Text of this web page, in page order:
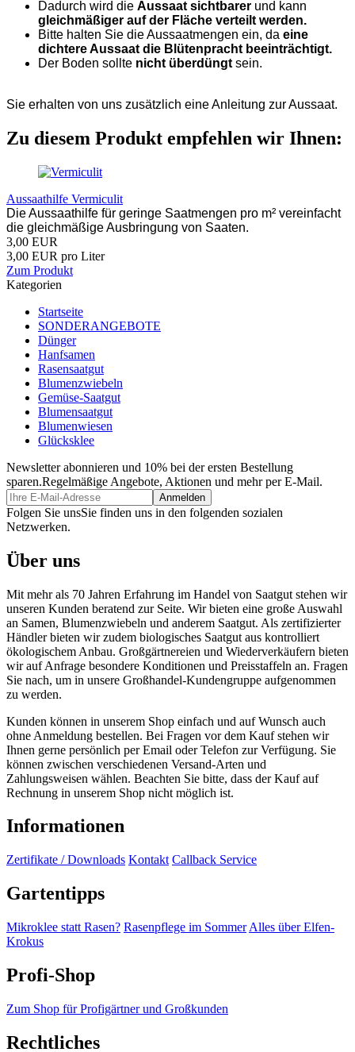
Dadurch wird die Aussaat sichtbarer und kann
gleichmäßiger auf der Fläche verteilt werden.
Bitte halten Sie die Aussaatmengen ein, da eine
dichtere Aussaat die Blütenpracht beeinträchtigt.
Der Boden sollte nicht überdüngt sein.
Sie erhalten von uns zusätzlich eine Anleitung zur Aussaat.
Zu diesem Produkt empfehlen wir Ihnen:
Aussaathilfe Vermiculit
Die Aussaathilfe für geringe Saatmengen pro m² vereinfacht
die gleichmäßige Ausbringung von Saaten.
3,00 EUR
3,00 EUR pro Liter
Zum Produkt
Kategorien
Startseite
SONDERANGEBOTE
Dünger
Hanfsamen
Rasensaatgut
Blumenzwiebeln
Gemüse-Saatgut
Blumensaatgut
Blumenwiesen
Glücksklee
Newsletter abonnieren und 10% bei der ersten Bestellung
sparen.Regelmäßige Angebote, Aktionen und mehr per E-Mail.
Folgen Sie unsSie finden uns in den folgenden sozialen
Netzwerken.
Über uns
Mit mehr als 70 Jahren Erfahrung im Handel von Saatgut stehen wir
unseren Kunden beratend zur Seite. Wir bieten eine große Auswahl
an Samen, Blumenzwiebeln und anderem Saatgut. Als zertifizierter
Händler bieten wir zudem biologisches Saatgut aus kontrolliert
ökologischem Anbau. Großgärtnereien und Wiederverkäufern bieten
wir auf Anfrage besondere Konditionen und Preisstaffeln an. Fragen
Sie nach, um in unsere Großhandel-Kundengruppe aufgenommen
zu werden.
Kunden können in unserem Shop einfach und auf Wunsch auch
ohne Anmeldung bestellen. Bei Fragen vor dem Kauf stehen wir
Ihnen gerne persönlich per Email oder Telefon zur Verfügung. Sie
können zwischen verschiedenen Versand-Arten und
Zahlungsweisen wählen. Beachten Sie bitte, dass der Kauf auf
Rechnung in unserem Shop nicht möglich ist.
Informationen
Zertifikate / Downloads Kontakt Callback Service
Gartentipps
Mikroklee statt Rasen? Rasenpflege im Sommer Alles über Elfen-
Krokus
Profi-Shop
Zum Shop für Profigärtner und Großkunden
Rechtliches